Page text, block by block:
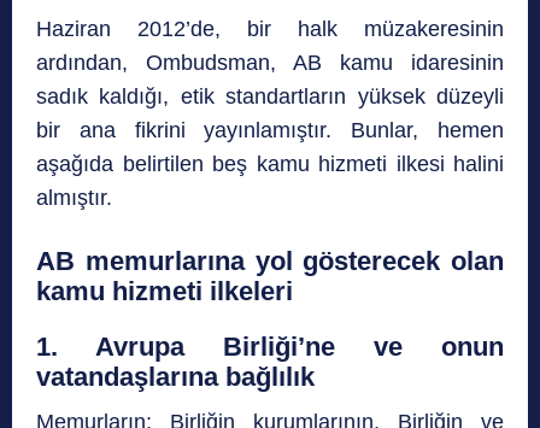
Haziran 2012’de, bir halk müzakeresinin
ardından, Ombudsman, AB kamu idaresinin
sadık kaldığı, etik standartların yüksek düzeyli
bir ana fikrini yayınlamıştır. Bunlar, hemen
aşağıda belirtilen beş kamu hizmeti ilkesi halini
almıştır.
AB memurlarına yol gösterecek olan
kamu hizmeti ilkeleri
1. Avrupa Birliği’ne ve onun
vatandaşlarına bağlılık
Memurların; Birliğin kurumlarının, Birliğin ve